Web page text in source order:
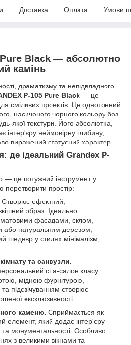
Доставка Оплата Умови
Pure Black — абсолютно
камінь
драматизму та непідвладного
P-105 Pure Black — це
сміливих проектів. Це однотонний
насиченого чорного кольору без
якої текстури. Його абсолютна,
інтер'єру неймовірну глибину,
виражений статусний характер.
де ідеальний Grandex P-
— це потужний інструмент у
перетворити простір:
Створює ефектний,
образ. Ідеально
матовими фасадами, склом,
або натуральним деревом,
шедевр у стилях мінімалізм,
та санвузли.
спа-салон класу
мідною фурнітурою,
підсвічуванням створює
ексклюзивності.
каменю. Сприймається як
елемент, який додає інтер'єру
та монументальності. Особливо
з великими вікнами та